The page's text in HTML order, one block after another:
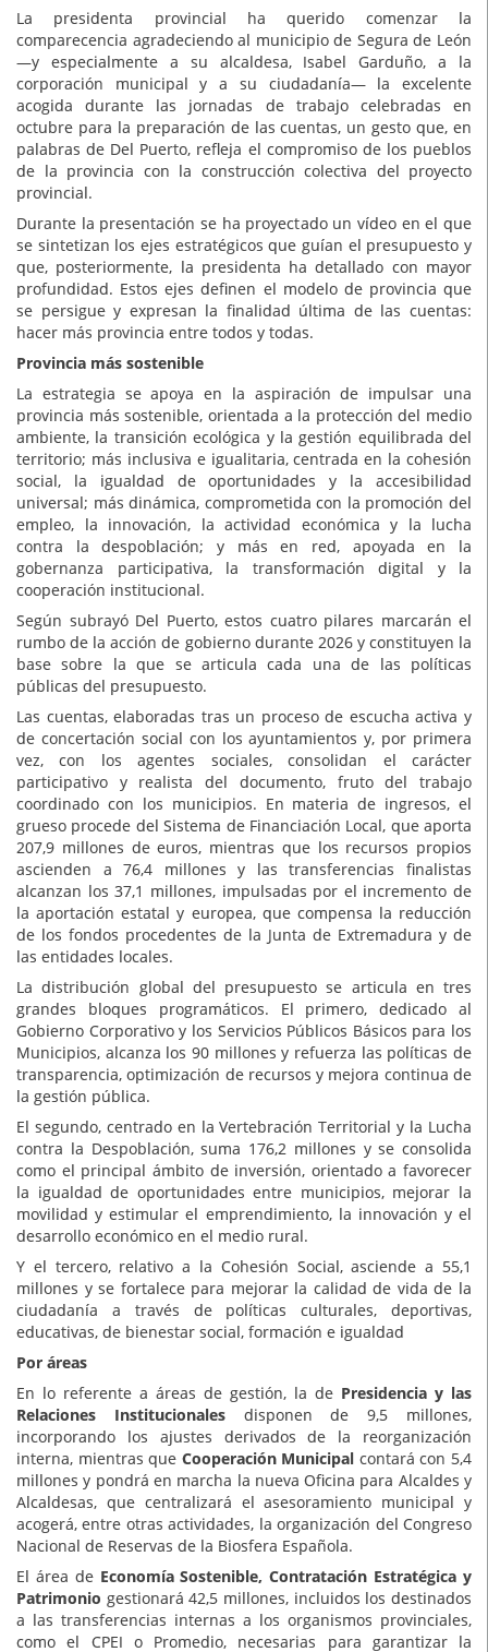
La presidenta provincial ha querido comenzar la
comparecencia agradeciendo al municipio de Segura de León
—y especialmente a su alcaldesa, Isabel Garduño, a la
corporación municipal y a su ciudadanía— la excelente
acogida durante las jornadas de trabajo celebradas en
octubre para la preparación de las cuentas, un gesto que, en
palabras de Del Puerto, refleja el compromiso de los pueblos
de la provincia con la construcción colectiva del proyecto
provincial.
Durante la presentación se ha proyectado un vídeo en el que
se sintetizan los ejes estratégicos que guían el presupuesto y
que, posteriormente, la presidenta ha detallado con mayor
profundidad. Estos ejes definen el modelo de provincia que
se persigue y expresan la finalidad última de las cuentas:
hacer más provincia entre todos y todas.
Provincia más sostenible
La estrategia se apoya en la aspiración de impulsar una
provincia más sostenible, orientada a la protección del medio
ambiente, la transición ecológica y la gestión equilibrada del
territorio; más inclusiva e igualitaria, centrada en la cohesión
social, la igualdad de oportunidades y la accesibilidad
universal; más dinámica, comprometida con la promoción del
empleo, la innovación, la actividad económica y la lucha
contra la despoblación; y más en red, apoyada en la
gobernanza participativa, la transformación digital y la
cooperación institucional.
Según subrayó Del Puerto, estos cuatro pilares marcarán el
rumbo de la acción de gobierno durante 2026 y constituyen la
base sobre la que se articula cada una de las políticas
públicas del presupuesto.
Las cuentas, elaboradas tras un proceso de escucha activa y
de concertación social con los ayuntamientos y, por primera
vez, con los agentes sociales, consolidan el carácter
participativo y realista del documento, fruto del trabajo
coordinado con los municipios. En materia de ingresos, el
grueso procede del Sistema de Financiación Local, que aporta
207,9 millones de euros, mientras que los recursos propios
ascienden a 76,4 millones y las transferencias finalistas
alcanzan los 37,1 millones, impulsadas por el incremento de
la aportación estatal y europea, que compensa la reducción
de los fondos procedentes de la Junta de Extremadura y de
las entidades locales.
La distribución global del presupuesto se articula en tres
grandes bloques programáticos. El primero, dedicado al
Gobierno Corporativo y los Servicios Públicos Básicos para los
Municipios, alcanza los 90 millones y refuerza las políticas de
transparencia, optimización de recursos y mejora continua de
la gestión pública.
El segundo, centrado en la Vertebración Territorial y la Lucha
contra la Despoblación, suma 176,2 millones y se consolida
como el principal ámbito de inversión, orientado a favorecer
la igualdad de oportunidades entre municipios, mejorar la
movilidad y estimular el emprendimiento, la innovación y el
desarrollo económico en el medio rural.
Y el tercero, relativo a la Cohesión Social, asciende a 55,1
millones y se fortalece para mejorar la calidad de vida de la
ciudadanía a través de políticas culturales, deportivas,
educativas, de bienestar social, formación e igualdad
Por áreas
En lo referente a áreas de gestión, la de Presidencia y las
Relaciones Institucionalesdisponen de 9,5 millones,
incorporando los ajustes derivados de la reorganización
interna, mientras que Cooperación Municipal contará con 5,4
millones y pondrá en marcha la nueva Oficina para Alcaldes y
Alcaldesas, que centralizará el asesoramiento municipal y
acogerá, entre otras actividades, la organización del Congreso
Nacional de Reservas de la Biosfera Española.
El área de Economía Sostenible, Contratación Estratégica y
Patrimonio gestionará 42,5 millones, incluidos los destinados
a las transferencias internas a los organismos provinciales,
como el CPEI o Promedio, necesarias para garantizar la